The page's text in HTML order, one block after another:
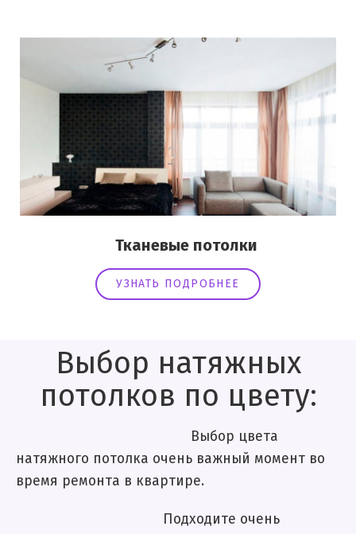
Тканевые потолки
УЗНАТЬ ПОДРОБНЕЕ
Выбор натяжных
потолков по цвету:
Выбор цвета
натяжного потолка очень важный момент во
время ремонта в квартире.
Подходите очень